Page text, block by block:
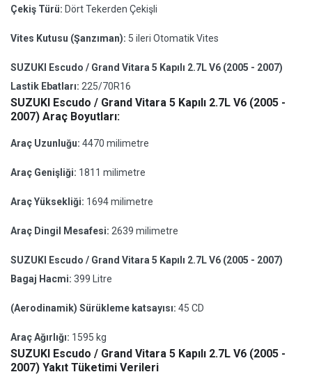
Çekiş Türü: Dört Tekerden Çekişli
Vites Kutusu (Şanzıman): 5 ileri Otomatik Vites
SUZUKI Escudo / Grand Vitara 5 Kapılı 2.7L V6 (2005 - 2007)
Lastik Ebatları: 225/70R16
SUZUKI Escudo / Grand Vitara 5 Kapılı 2.7L V6 (2005 -
2007) Araç Boyutları:
Araç Uzunluğu: 4470 milimetre
Araç Genişliği: 1811 milimetre
Araç Yüksekliği: 1694 milimetre
Araç Dingil Mesafesi: 2639 milimetre
SUZUKI Escudo / Grand Vitara 5 Kapılı 2.7L V6 (2005 - 2007)
Bagaj Hacmi: 399 Litre
(Aerodinamik) Sürükleme katsayısı: 45 CD
Araç Ağırlığı: 1595 kg
SUZUKI Escudo / Grand Vitara 5 Kapılı 2.7L V6 (2005 -
2007) Yakıt Tüketimi Verileri